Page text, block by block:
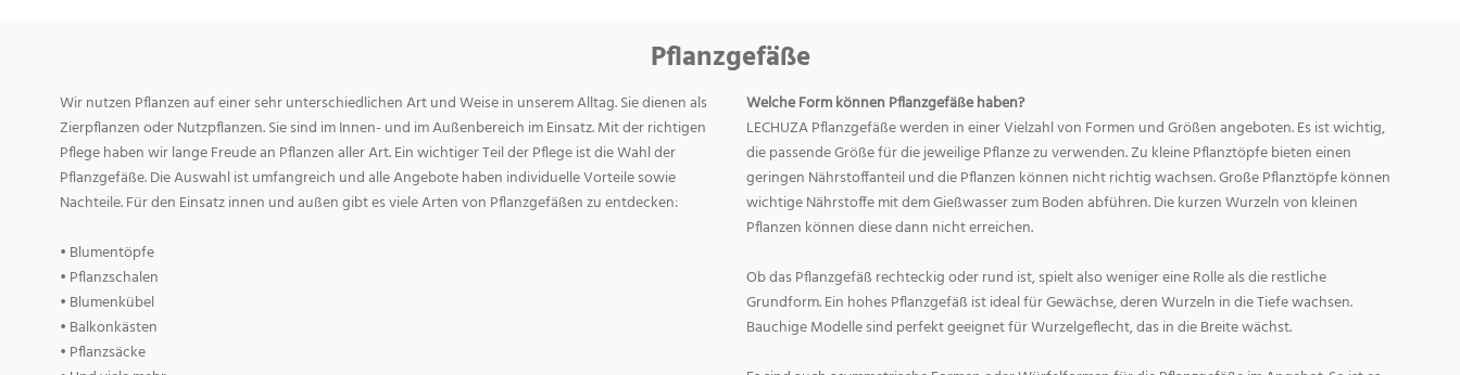
Pflanzgefäße
Wir nutzen Pflanzen auf einer sehr unterschiedlichen Art und Weise in unserem Alltag. Sie dienen als
Zierpflanzen oder Nutzpflanzen. Sie sind im Innen- und im Außenbereich im Einsatz. Mit der richtigen
Pflege haben wir lange Freude an Pflanzen aller Art. Ein wichtiger Teil der Pflege ist die Wahl der
Pflanzgefäße. Die Auswahl ist umfangreich und alle Angebote haben individuelle Vorteile sowie
Nachteile. Für den Einsatz innen und außen gibt es viele Arten von Pflanzgefäßen zu entdecken:
• Blumentöpfe
• Pflanzschalen
• Blumenkübel
• Balkonkästen
• Pflanzsäcke
Welche Form können Pflanzgefäße haben?
LECHUZA Pflanzgefäße werden in einer Vielzahl von Formen und Größen angeboten. Es ist wichtig,
die passende Größe für die jeweilige Pflanze zu verwenden. Zu kleine Pflanztöpfe bieten einen
geringen Nährstoffanteil und die Pflanzen können nicht richtig wachsen. Große Pflanztöpfe können
wichtige Nährstoffe mit dem Gießwasser zum Boden abführen. Die kurzen Wurzeln von kleinen
Pflanzen können diese dann nicht erreichen.
Ob das Pflanzgefäß rechteckig oder rund ist, spielt also weniger eine Rolle als die restliche
Grundform. Ein hohes Pflanzgefäß ist ideal für Gewächse, deren Wurzeln in die Tiefe wachsen.
Bauchige Modelle sind perfekt geeignet für Wurzelgeflecht, das in die Breite wächst.